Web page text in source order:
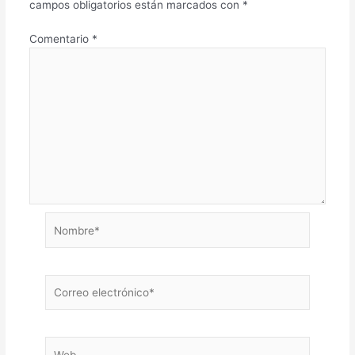
campos obligatorios están marcados con *
Comentario *
electrónico*